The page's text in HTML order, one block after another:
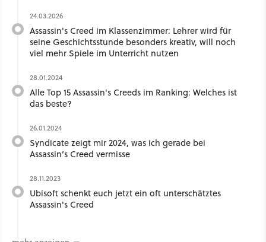
24.03.2026
Assassin's Creed im Klassenzimmer: Lehrer wird für
seine Geschichtsstunde besonders kreativ, will noch
viel mehr Spiele im Unterricht nutzen
28.01.2024
Alle Top 15 Assassin's Creeds im Ranking: Welches ist
das beste?
26.01.2024
Syndicate zeigt mir 2024, was ich gerade bei
Assassin’s Creed vermisse
28.11.2023
Ubisoft schenkt euch jetzt ein oft unterschätztes
Assassin's Creed